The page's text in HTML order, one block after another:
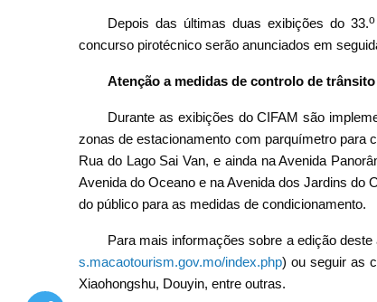
Depois das últimas duas exibições do 33.o
concurso pirotécnico serão anunciados em
Atenção a medidas de controlo de trânsito
Durante as exibições do CIFAM são
zonas de estacionamento com parquímetro para
Rua do Lago Sai Van, e ainda na Avenida
Avenida do Oceano e na Avenida dos Jardins do
do público para as medidas de condicionamento.
Para mais informações sobre a edição
s.macaotourism.gov.mo/index.php) ou seguir as
Xiaohongshu, Douyin, entre outras.